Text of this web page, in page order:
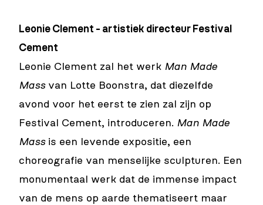
Leonie Clement - artistiek directeur Festival
Cement
Leonie Clement zal het werk Man Made
Massvan Lotte Boonstra, dat diezelfde
avond voor het eerst te zien zal zijn op
Festival Cement, introduceren. Man Made
Massis een levende expositie, een
choreografie van menselijke sculpturen. Een
monumentaal werk dat de immense impact
van de mens op aarde thematiseert maar